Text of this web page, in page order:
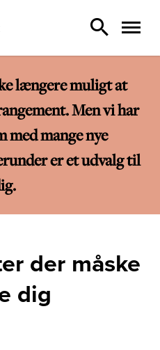
længere muligt at
Men vi har
mange nye
er et udvalg til
der måske
dig